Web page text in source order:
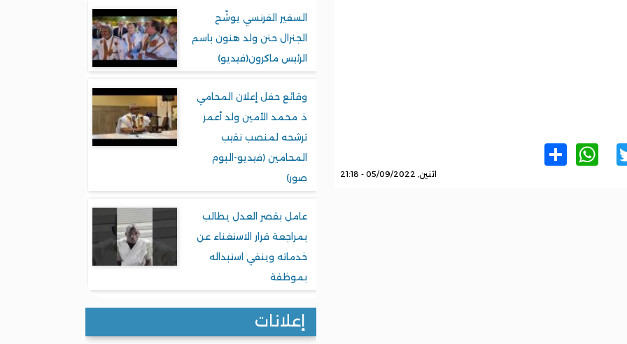
Twitter
WhatsApp
اثنين, 05/09/2022 - 21:18
السفير الفرنسي يوشّح
الجنرال حنن ولد هنون باسم
الرئيس ماكرون(فيديو)
وقائع حفل إعلان المحامي
ذ. محمد الأمين ولد أعمر
ترشحه لمنصب نقيب
المحامين (فيديو-البوم
صور)
عامل بقصر العدل يطالب
بمراجعة قرار الاستغناء عن
خدماته وينفي استبداله
بموظفة
إعلانات